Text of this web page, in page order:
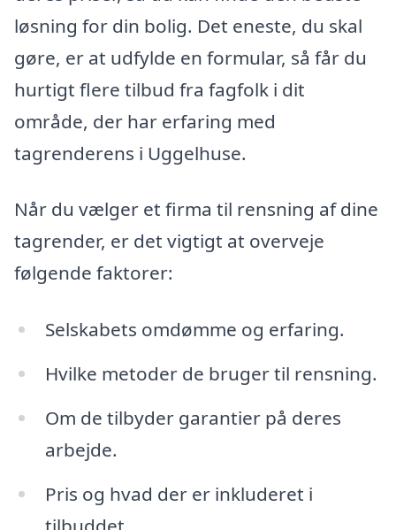
løsning for din bolig. Det eneste, du skal
gøre, er at udfylde en formular, så får du
hurtigt flere tilbud fra fagfolk i dit
område, der har erfaring med
tagrenderens i Uggelhuse.
Når du vælger et firma til rensning af dine
tagrender, er det vigtigt at overveje
følgende faktorer:
Selskabets omdømme og erfaring.
Hvilke metoder de bruger til rensning.
Om de tilbyder garantier på deres
arbejde.
Pris og hvad der er inkluderet i